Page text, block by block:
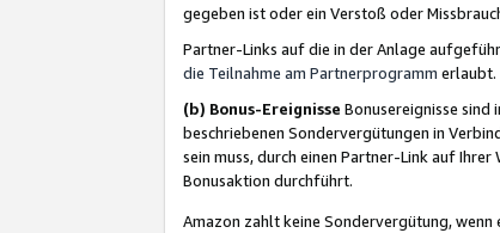
gegeben ist oder ein Verstoß oder
Partner-Links auf die in der Anlage
die Teilnahme am Partnerprogramm erlaubt.
(b) Bonus-Ereignisse Bonusereignisse sind
beschriebenen Sondervergütungen in
sein muss, durch einen Partner-Link auf
Bonusaktion durchführt.
Amazon zahlt keine Sondervergütung,